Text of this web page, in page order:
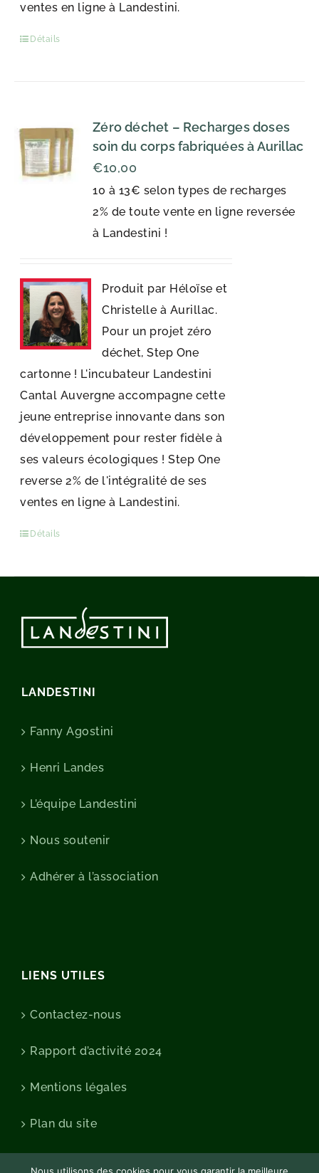
ventes en ligne à Landestini.
Détails
Zéro déchet – Recharges doses
soin du corps fabriquées à Aurillac
10 à 13€ selon types de recharges
2% de toute vente en ligne reversée
à Landestini !
€10,00
Produit par Héloïse et
Christelle à Aurillac.
Pour un projet zéro
déchet, Step One
cartonne ! L'incubateur Landestini
Cantal Auvergne accompagne cette
jeune entreprise innovante dans son
développement pour rester fidèle à
ses valeurs écologiques ! Step One
reverse 2% de l'intégralité de ses
ventes en ligne à Landestini.
Détails
LANDESTINI
Fanny Agostini
Henri Landes
L’équipe Landestini
Nous soutenir
Adhérer à l’association
LIENS UTILES
Contactez-nous
Rapport d’activité 2024
Mentions légales
Plan du site